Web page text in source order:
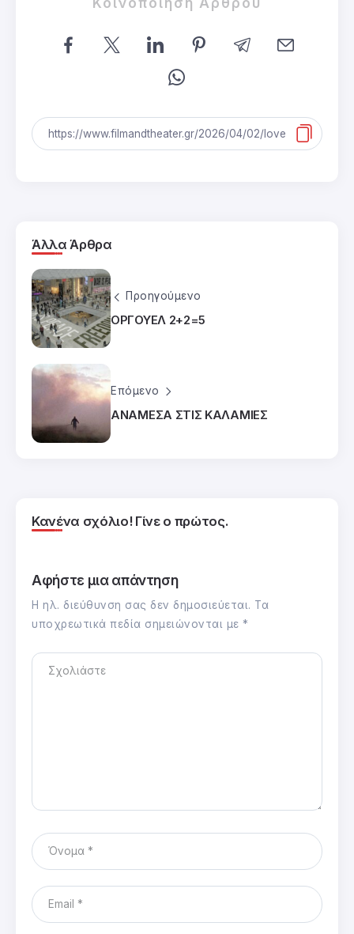
Άλλα Άρθρα
Προηγούμενο
ΟΡΓΟΥΕΛ 2+2=5
Επόμενο
ΑΝΑΜΕΣΑ ΣΤΙΣ ΚΑΛΑΜΙΕΣ
Κανένα σχόλιο! Γίνε ο πρώτος.
Αφήστε μια απάντηση
Η ηλ. διεύθυνση σας δεν δημοσιεύεται. Τα
υποχρεωτικά πεδία σημειώνονται με *